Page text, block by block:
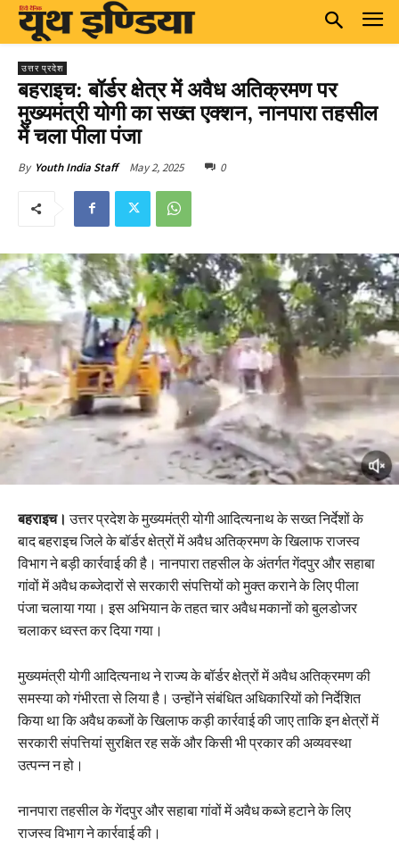
उत्तर प्रदेश
बहराइच: बॉर्डर क्षेत्र में अवैध अतिक्रमण पर
मुख्यमंत्री योगी का सख्त एक्शन, नानपारा तहसील
में चला पीला पंजा
By Youth India Staff May 2, 2025 0
बहराइच। उत्तर प्रदेश के मुख्यमंत्री योगी आदित्यनाथ के सख्त निर्देशों के
बाद बहराइच जिले के बॉर्डर क्षेत्रों में अवैध अतिक्रमण के खिलाफ राजस्व
विभाग ने बड़ी कार्रवाई की है। नानपारा तहसील के अंतर्गत गेंदपुर और सहाबा
गांवों में अवैध कब्जेदारों से सरकारी संपत्तियों को मुक्त कराने के लिए पीला
पंजा चलाया गया। इस अभियान के तहत चार अवैध मकानों को बुलडोजर
चलाकर ध्वस्त कर दिया गया।
मुख्यमंत्री योगी आदित्यनाथ ने राज्य के बॉर्डर क्षेत्रों में अवैध अतिक्रमण की
समस्या को गंभीरता से लिया है। उन्होंने संबंधित अधिकारियों को निर्देशित
किया था कि अवैध कब्जों के खिलाफ कड़ी कार्रवाई की जाए ताकि इन क्षेत्रों में
सरकारी संपत्तियां सुरक्षित रह सकें और किसी भी प्रकार की अव्यवस्था
उत्पन्न न हो।
नानपारा तहसील के गेंदपुर और सहाबा गांवों में अवैध कब्जे हटाने के लिए
राजस्व विभाग ने कार्रवाई की।